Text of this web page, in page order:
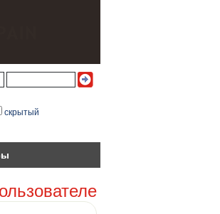
скрытый